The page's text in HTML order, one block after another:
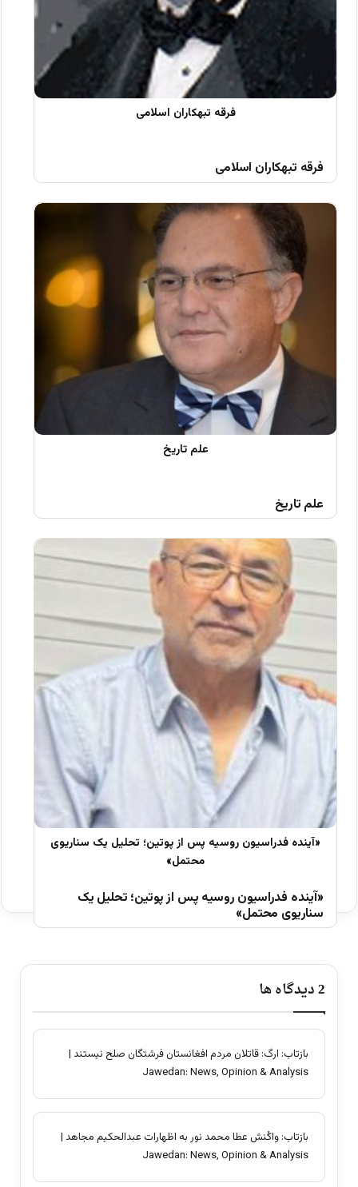
فرقه تبهکاران اسلامی
علم تاریخ
«آینده فدراسیون روسیه پس از پوتین؛ تحلیل یک
سناریوی محتمل»
‫2 دیدگاه ها
بازتاب: ارگ: قاتلان مردم افغانستان فرشتگان صلح نیستند |
Jawedan: News, Opinion & Analysis
بازتاب: واکُنش عطا محمد نور به اظهارات عبدالحکیم مجاهد |
Jawedan: News, Opinion & Analysis